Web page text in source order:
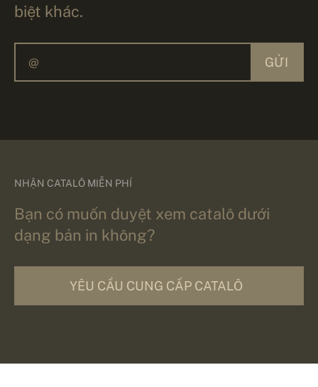
biệt khác.
GỬI
NHẬN CATALÔ MIỄN PHÍ
Bạn có muốn duyệt xem catalô dưới
dạng bản in không?
YÊU CẦU CUNG CẤP CATALÔ